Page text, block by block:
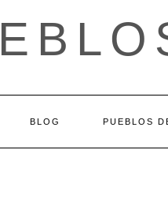
BLOG PUEBLOS